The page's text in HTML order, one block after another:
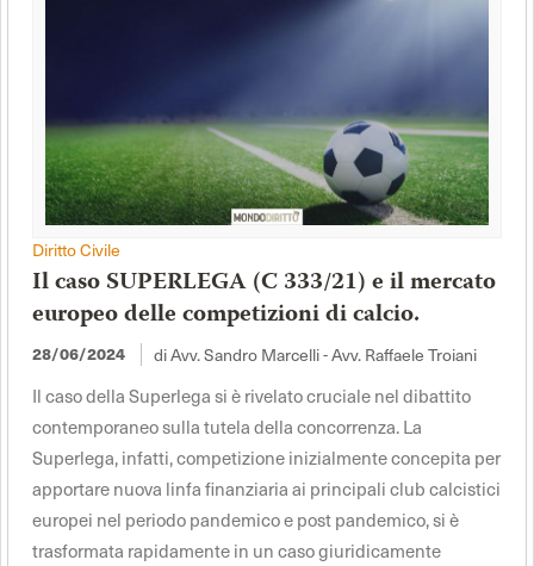
Diritto Civile
Il caso SUPERLEGA (C 333/21) e il mercato
europeo delle competizioni di calcio.
28/06/2024 di Avv. Sandro Marcelli - Avv. Raffaele Troiani
Il caso della Superlega si è rivelato cruciale nel dibattito
contemporaneo sulla tutela della concorrenza. La
Superlega, infatti, competizione inizialmente concepita per
apportare nuova linfa finanziaria ai principali club calcistici
europei nel periodo pandemico e post pandemico, si è
trasformata rapidamente in un caso giuridicamente